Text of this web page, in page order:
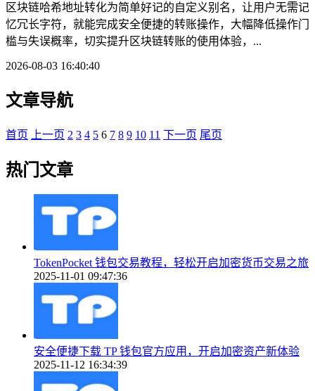
区块链哈希地址转化为简单好记的自定义别名，让用户无需记
忆冗长字符，就能完成安全便捷的转账操作，大幅降低操作门
槛与失误概率，切实提升区块链转账的使用体验，...
2026-08-03 16:40:40
文章导航
首页 上一页 2 3 4 5 6 7 8 9 10 11 下一页 尾页
热门文章
TokenPocket 钱包交易教程，轻松开启加密货币交易之旅
2025-11-01 09:47:36
安全便捷下载 TP 钱包官方应用，开启加密资产新体验
2025-11-12 16:34:39